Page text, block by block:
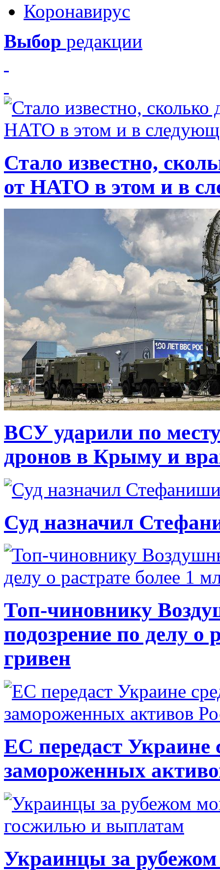
Коронавирус
Выбор редакции
Стало известно,
от НАТО в этом и в
ВСУ ударили по
дронов в Крыму и
Суд назначил
Топ-чиновнику
подозрение по делу о
гривен
ЕС передаст Украине
замороженных
Украинцы за рубежом